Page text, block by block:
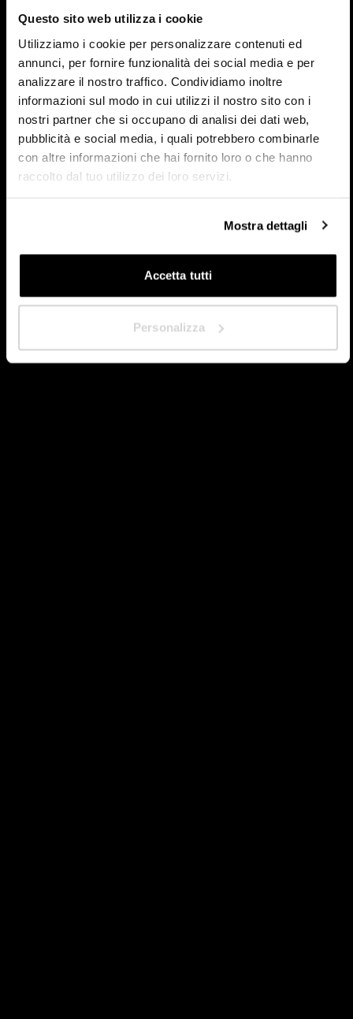
Questo sito web utilizza i cookie
Utilizziamo i cookie per personalizzare contenuti ed
annunci, per fornire funzionalità dei social media e per
analizzare il nostro traffico. Condividiamo inoltre
informazioni sul modo in cui utilizzi il nostro sito con i
nostri partner che si occupano di analisi dei dati web,
pubblicità e social media, i quali potrebbero combinarle
con altre informazioni che hai fornito loro o che hanno
raccolto dal tuo utilizzo dei loro servizi.
Mostra dettagli
Accetta tutti
Personalizza
Particulier
Dans quel pays êtes-vous situé ?
Suivant